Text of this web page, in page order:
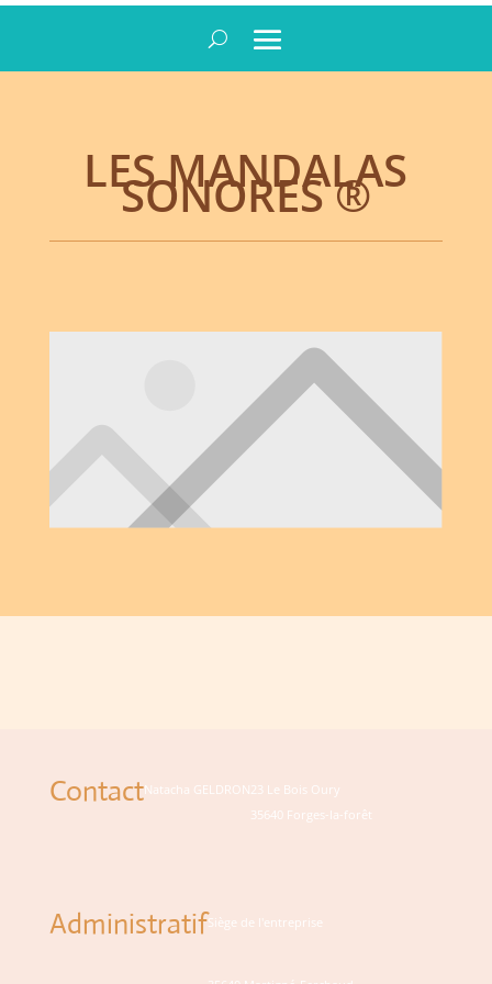
LES MANDALAS
SONORES ®
ContactNatacha GELDRON23 Le Bois Oury
35640 Forges-la-forêt
AdministratifSiège de l'entreprise